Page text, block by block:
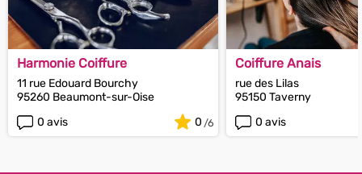
Harmonie Coiffure
11 rue Edouard Bourchy
95260 Beaumont-sur-Oise
0 avis
0
Coiffure Anais
rue des Lilas
95150 Taverny
0 avis